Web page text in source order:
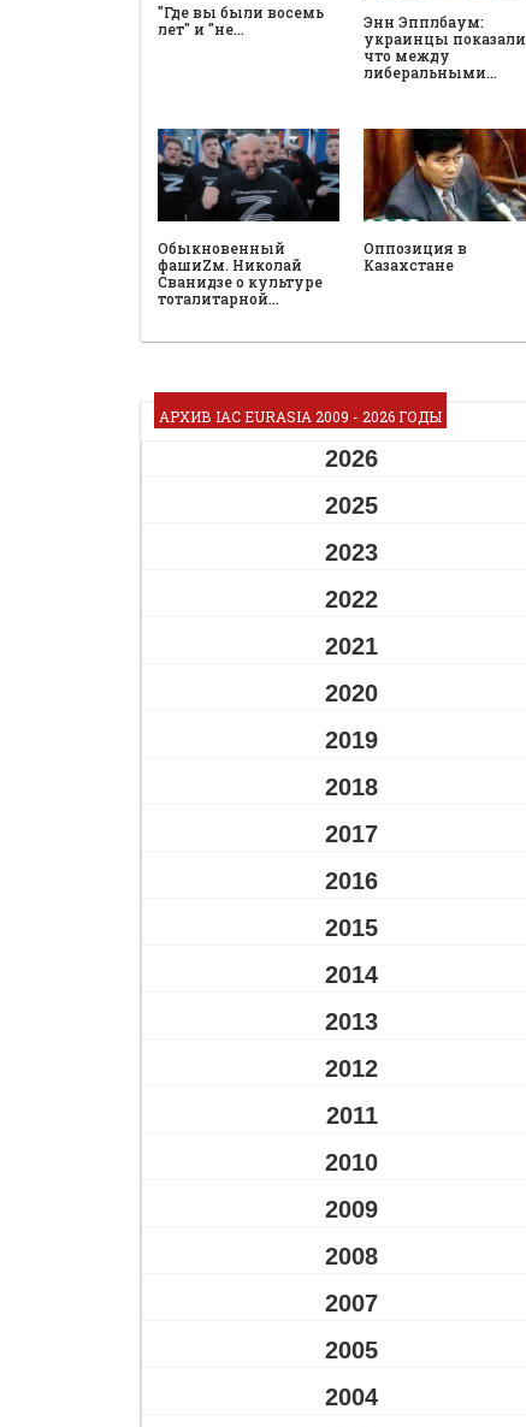
"Где вы были восемь
лет" и "не…
Энн Эпплбаум:
украинцы показали,
что между
либеральными…
Обыкновенный
фашиZм. Николай
Сванидзе о культуре
тоталитарной…
Оппозиция в
Казахстане
АРХИВ IAC EURASIA 2009 - 2026 ГОДЫ
2026
2025
2023
2022
2021
2020
2019
2018
2017
2016
2015
2014
2013
2012
2011
2010
2009
2008
2007
2005
2004